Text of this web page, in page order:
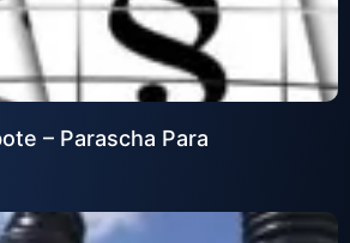
– Parascha Para